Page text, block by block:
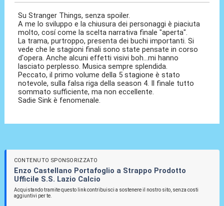
Su Stranger Things, senza spoiler.
A me lo sviluppo e la chiusura dei personaggi è piaciuta
molto, cosí come la scelta narrativa finale "aperta".
La trama, purtroppo, presenta dei buchi importanti. Si
vede che le stagioni finali sono state pensate in corso
d'opera. Anche alcuni effetti visivi boh...mi hanno
lasciato perplesso. Musica sempre splendida.
Peccato, il primo volume della 5 stagione è stato
notevole, sulla falsa riga della season 4. Il finale tutto
sommato sufficiente, ma non eccellente.
Sadie Sink è fenomenale.
CONTENUTO SPONSORIZZATO
Enzo Castellano Portafoglio a Strappo Prodotto
Ufficile S.S. Lazio Calcio
Acquistando tramite questo link contribuisci a sostenere il nostro sito, senza costi
aggiuntivi per te.